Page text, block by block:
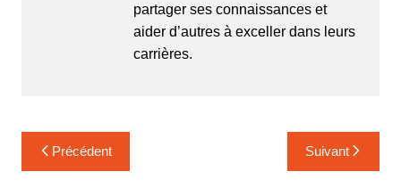
partager ses connaissances et
aider d’autres à exceller dans leurs
carrières.
Navigation
de
Précédent Suivant